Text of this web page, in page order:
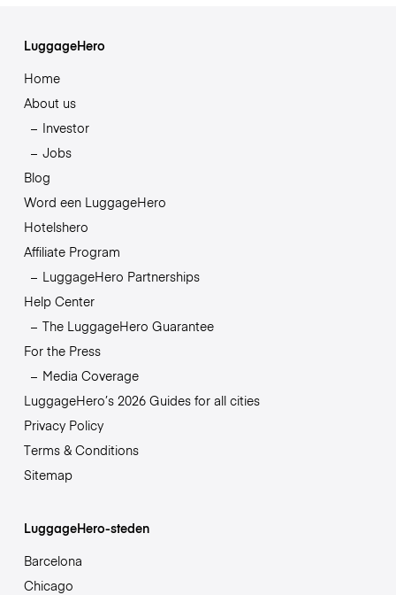
LuggageHero
Home
About us
Investor
Jobs
Blog
Word een LuggageHero
Hotelshero
Affiliate Program
LuggageHero Partnerships
Help Center
The LuggageHero Guarantee
For the Press
Media Coverage
LuggageHero’s 2026 Guides for all cities
Privacy Policy
Terms & Conditions
Sitemap
LuggageHero-steden
Barcelona
Chicago